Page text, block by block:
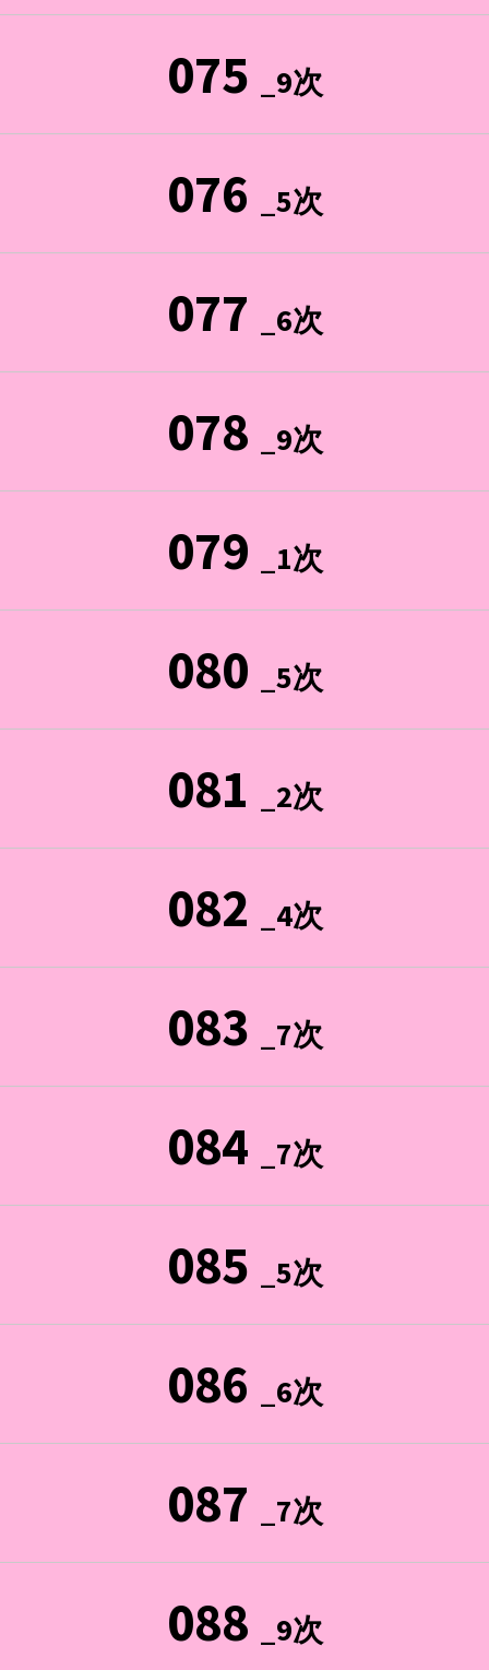
075 _9次
076 _5次
077 _6次
078 _9次
079 _1次
080 _5次
081 _2次
082 _4次
083 _7次
084 _7次
085 _5次
086 _6次
087 _7次
088 _9次